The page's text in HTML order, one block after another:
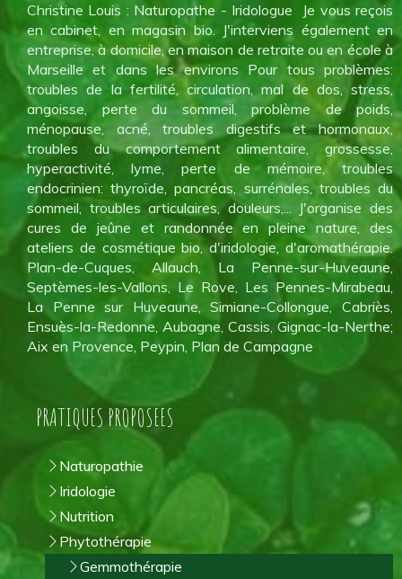
Christine Louis : Naturopathe - Iridologue Je vous reçois
en cabinet, en magasin bio. J'interviens également en
entreprise, à domicile, en maison de retraite ou en école à
Marseille et dans les environs Pour tous problèmes:
troubles de la fertilité, circulation, mal de dos, stress,
angoisse, perte du sommeil, problème de poids,
ménopause, acné, troubles digestifs et hormonaux,
troubles du comportement alimentaire, grossesse,
hyperactivité, lyme, perte de mémoire, troubles
endocrinien: thyroïde, pancréas, surrénales, troubles du
sommeil, troubles articulaires, douleurs,... J'organise des
cures de jeûne et randonnée en pleine nature, des
ateliers de cosmétique bio, d'iridologie, d'aromathérapie.
Plan-de-Cuques, Allauch, La Penne-sur-Huveaune,
Septèmes-les-Vallons, Le Rove, Les Pennes-Mirabeau,
La Penne sur Huveaune, Simiane-Collongue, Cabriès,
Ensuès-la-Redonne, Aubagne, Cassis, Gignac-la-Nerthe;
Aix en Provence, Peypin, Plan de Campagne
PRATIQUES PROPOSEES
Naturopathie
Iridologie
Nutrition
Phytothérapie
Gemmothérapie